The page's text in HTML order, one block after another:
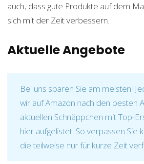
auch, dass gute Produkte auf dem
sich mit der Zeit verbessern.
Aktuelle Angebote
Bei uns sparen Sie am meisten!
wir auf Amazon nach den besten
aktuellen Schnäppchen mit Top-
hier aufgelistet. So verpassen Sie
die teilweise nur für kurze Zeit